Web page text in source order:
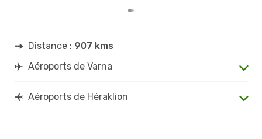
Distance : 907 kms
Aéroports de Varna
Aéroports de Héraklion